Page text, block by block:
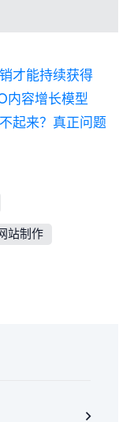
才能持续获得
内容增长模型
起来？真正问题
站制作